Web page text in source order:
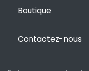
Boutique
Contactez-nous